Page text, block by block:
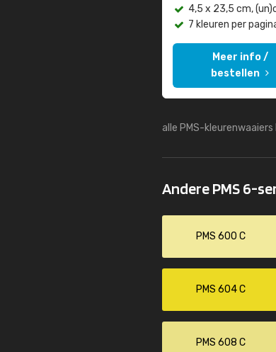
4,5 x 23,5 cm,
7 kleuren per
Meer info /
bestellen
alle PMS-kleurenwaaiers
Andere PMS 6-
PMS 600 C
PMS 604 C
PMS 608 C